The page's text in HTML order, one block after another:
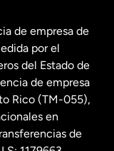
de empresa de
por el
del Estado de
de empresa
Rico (TM-055),
en
de